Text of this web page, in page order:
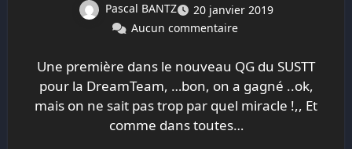
Pascal BANTZ
20 janvier 2019
Aucun commentaire
Une première dans le nouveau QG du SUSTT
pour la DreamTeam, …bon, on a gagné ..ok,
mais on ne sait pas trop par quel miracle !,, Et
comme dans toutes…